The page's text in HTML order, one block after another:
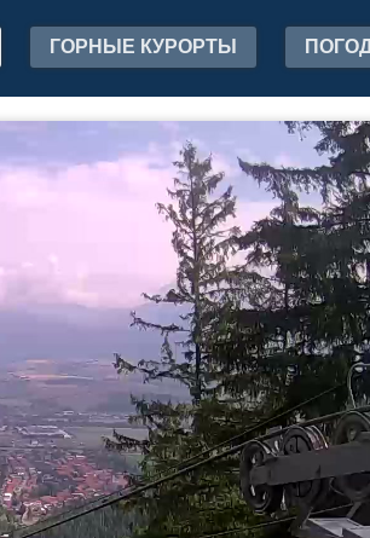
ГОРНЫЕ КУРОРТЫ